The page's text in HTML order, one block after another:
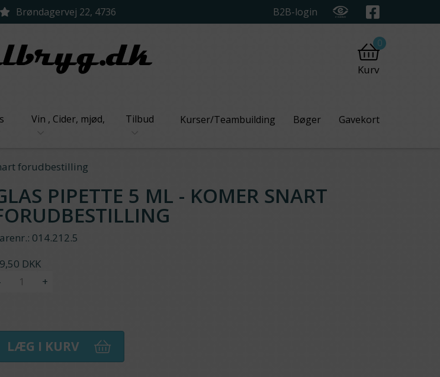
Brøndagervej 22, 4736 B2B-login
0
Kurv
Vin , Cider, mjød, Tilbud Kurser/Teambuilding Bøger Gavekort
forudbestilling
PIPETTE 5 ML - KOMER SNART
014.212.5
DKK
+
LÆG I KURV